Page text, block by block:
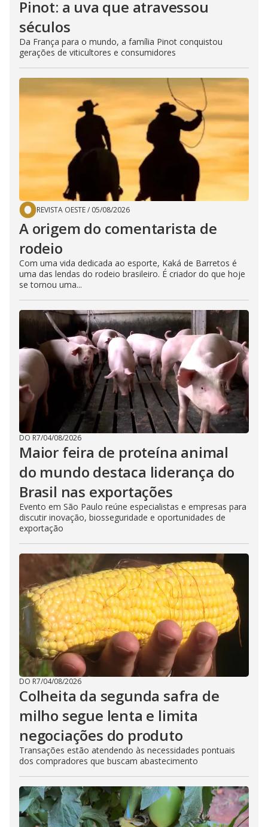
Pinot: a uva que atravessou
séculos
Da França para o mundo, a família Pinot conquistou
gerações de viticultores e consumidores
REVISTA OESTE/ 05/08/2026
A origem do comentarista de
rodeio
Com uma vida dedicada ao esporte, Kaká de Barretos é
uma das lendas do rodeio brasileiro. É criador do que hoje
se tornou uma...
DO R7/04/08/2026
Maior feira de proteína animal
do mundo destaca liderança do
Brasil nas exportações
Evento em São Paulo reúne especialistas e empresas para
discutir inovação, biosseguridade e oportunidades de
exportação
DO R7/04/08/2026
Colheita da segunda safra de
milho segue lenta e limita
negociações do produto
Transações estão atendendo às necessidades pontuais
dos compradores que buscam abastecimento